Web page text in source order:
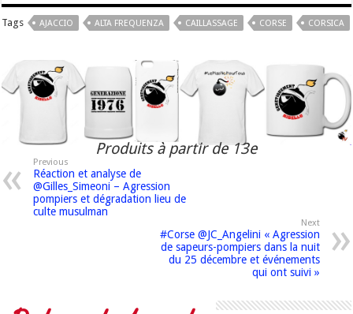
Tags AJACCIO ALTA FREQUENZA CAILLASSAGE CORSE CORSICA
Produits à partir de 13e
Previous
Réaction et analyse de
@Gilles_Simeoni – Agression
pompiers et dégradation lieu de
culte musulman
Next
#Corse @JC_Angelini « Agression
de sapeurs-pompiers dans la nuit
du 25 décembre et événements
qui ont suivi »